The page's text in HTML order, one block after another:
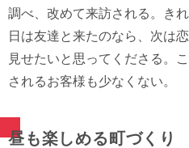
調べ、改めて来訪される。き
日は友達と来たのなら、次は
見せたいと思ってくださる。
されるお客様も少なくない。
昼も楽しめる町づくり